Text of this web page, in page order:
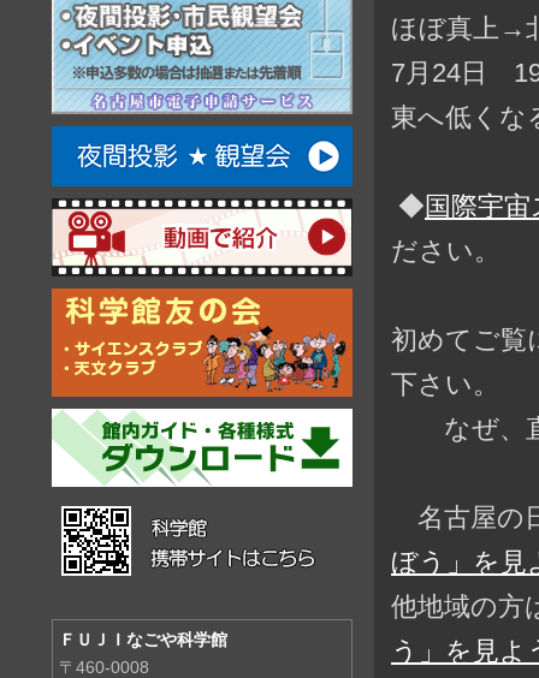
ほぼ真上→
7月24日
東へ低くな
◆国際宇
ださい。
初めてご覧
下さい。
なぜ、直
名古屋の
ぼう」を見
他地域の方
う」を見
ＦＵＪＩなごや科学館
〒460-0008